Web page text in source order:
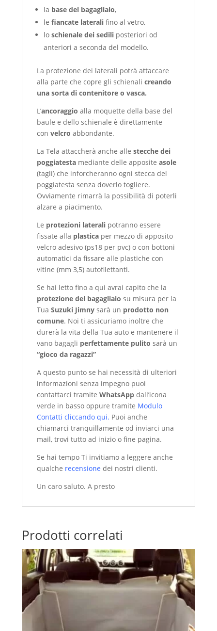
la base del bagagliaio,
le fiancate lateralifino al vetro,
lo schienale dei sediliposteriori od
anteriori a seconda del modello.
La protezione dei laterali potrà attaccare
alla parte che copre gli schienali creando
una sorta di contenitore o vasca.
L’ancoraggio alla moquette della base del
baule e dello schienale è direttamente
con velcro abbondante.
La Tela attaccherà anche alle stecche dei
poggiatestamediante delle apposite asole
(tagli) che inforcheranno ogni stecca del
poggiatesta senza doverlo togliere.
Ovviamente rimarrà la possibilità di poterli
alzare a piacimento.
Le protezioni lateralipotranno essere
fissate alla plasticaper mezzo di apposito
velcro adesivo (ps18 per pvc) o con bottoni
automatici da fissare alle plastiche con
vitine (mm 3,5) autofilettanti.
Se hai letto fino a qui avrai capito che la
protezione del bagagliaio su misura per la
Tua Suzuki Jimnysarà un prodotto non
comune. Noi ti assicuriamo inoltre che
durerà la vita della Tua auto e mantenere il
vano bagagli perfettamente pulito sarà un
“gioco da ragazzi”
A questo punto se hai necessità di ulteriori
informazioni senza impegno puoi
contattarci tramite WhatsAppdall’icona
verde in basso oppure tramite Modulo
Contatti cliccando qui. Puoi anche
chiamarci tranquillamente od inviarci una
mail, trovi tutto ad inizio o fine pagina.
Se hai tempo Ti invitiamo a leggere anche
qualche recensione dei nostri clienti.
Un caro saluto. A presto
Prodotti correlati